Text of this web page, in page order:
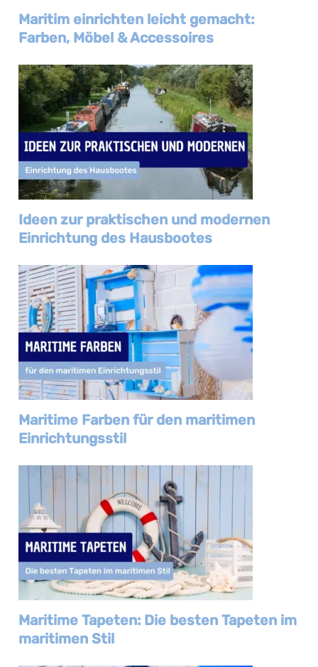
Maritim einrichten leicht gemacht:
Farben, Möbel & Accessoires
Ideen zur praktischen und modernen
Einrichtung des Hausbootes
Maritime Farben für den maritimen
Einrichtungsstil
Maritime Tapeten: Die besten Tapeten im
maritimen Stil